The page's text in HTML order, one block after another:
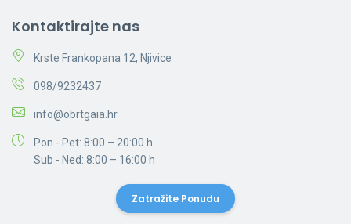
Kontaktirajte nas
Krste Frankopana 12, Njivice
098/9232437
info@obrtgaia.hr
Pon - Pet: 8:00 – 20:00 h
Sub - Ned: 8:00 – 16:00 h
Zatražite Ponudu